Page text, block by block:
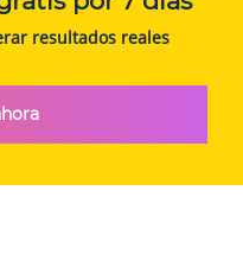
resultados reales